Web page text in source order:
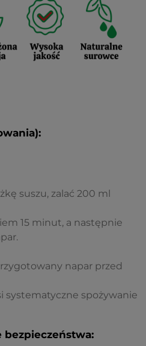
suszu, zalać 200 ml
15 minut, a następnie
napar przed
systematyczne spożywanie
bezpieczeństwa: